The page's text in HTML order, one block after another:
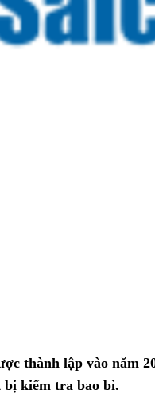
thành lập vào năm
bị kiểm tra bao bì.